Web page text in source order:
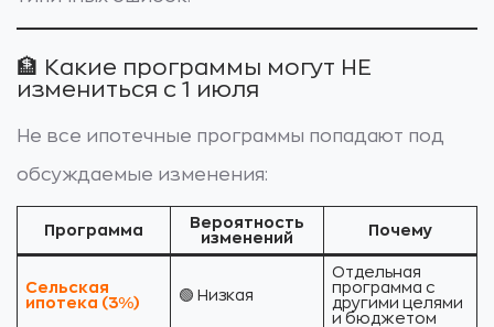
🏦 Какие программы могут НЕ
измениться с 1 июля
Не все ипотечные программы попадают под
обсуждаемые изменения:
Программа
Вероятность
изменений
Почему
Сельская
ипотека (3%)
🟢 Низкая
Отдельная
программа с
другими целями
и бюджетом